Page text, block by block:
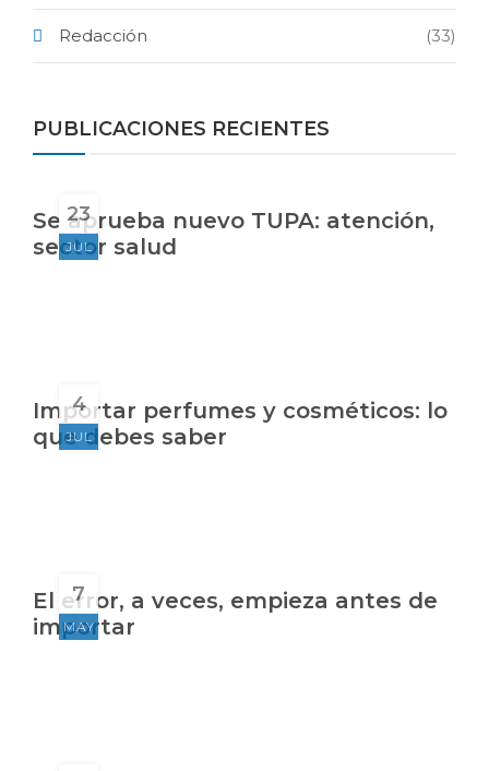
Redacción (33)
PUBLICACIONES RECIENTES
23
JUL
Se aprueba nuevo TUPA: atención,
sector salud
4
JUL
Importar perfumes y cosméticos: lo
que debes saber
7
MAY
El error, a veces, empieza antes de
importar